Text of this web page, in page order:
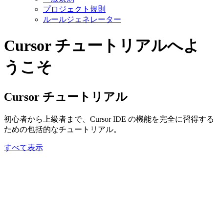
プロジェクト規則
ルールジェネレーター
Cursor チュートリアルへよ
うこそ
Cursor チュートリアル
初心者から上級者まで、Cursor IDE の機能を完全に習得する
ための包括的なチュートリアル。
すべて表示